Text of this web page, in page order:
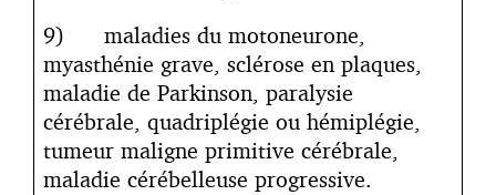
9) maladies du motoneurone,
myasthénie grave, sclérose en plaques,
maladie de Parkinson, paralysie
cérébrale, quadriplégie ou hémiplégie,
tumeur maligne primitive cérébrale,
maladie cérébelleuse progressive.